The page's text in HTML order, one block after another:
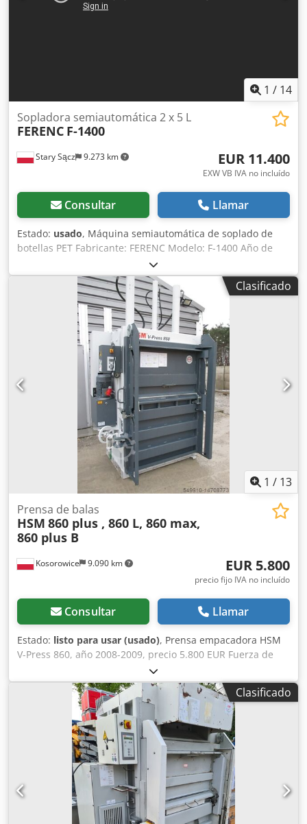
1 / 14
Stary Sącz 9.273 km
Sopladora semiautomática 2 x 5 L
FERENC F-1400
EUR 11.400
EXW VB IVA no incluído
Consultar Llamar
Estado: usado, Máquina semiautomática de soplado de
botellas PET Fabricante: FERENC Modelo: F-1400 Año de
fabricación: 2006 Capacidad: aprox. 800 uds/h Número de
moldes en la máquina: 2 x 5 L (tapón de 48 mm)
Dimensiones del horno: - largo: 900 mm - ancho: 900 mm -
alto: 1200 mm Dimensiones de la sopladora: Dkedpfx
Aeugu E Rjivor - largo: 1800 mm - ancho: 750 mm - alto:
2000 mm Peso del conjunto: 1200 kg Estado técnico:
máquina usada
Clasificado
1 / 13
Kosorowice 9.090 km
Prensa de balas
HSM 860 plus , 860 L, 860 max,
860 plus B
EUR 5.800
precio fijo IVA no incluído
Consultar Llamar
Estado: listo para usar (usado), Prensa empacadora HSM
V-Press 860, año 2008-2009, precio 5.800 EUR Fuerza de
compactación: 54 kN Presión específica: 63,46 N/cm²
Potencia de accionamiento: 7,5 kW Tiempo de ciclo: 25 s
Altura de carga: 1110 mm Dimensiones de abertura de
carga (An x Al): 1195 x 650 mm Dimensiones de bala (L x An
x Al): 1200 x 780 x 1200 mm Peso de la bala: 480 kg
Dimensiones de la máquina (An x Prof x Al): 1797 x 1247 x
2985 mm Peso de la máquina: 2008 kg Tipo de material de
consumible: alambre Material prensado: film plástico,
papel mezclado, cartón, recortes, ropa, Big Bags,
poliestireno Prensa empacadora HSM V-Press 860 plus,
año 2013-2015, precio 8.000 EUR Prensa empacadora HSM
Clasificado